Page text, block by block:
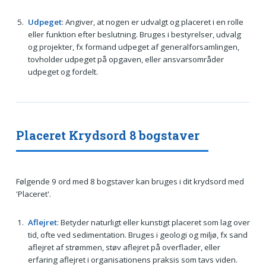
Udpeget: Angiver, at nogen er udvalgt og placeret i en rolle
eller funktion efter beslutning. Bruges i bestyrelser, udvalg
og projekter, fx formand udpeget af generalforsamlingen,
tovholder udpeget på opgaven, eller ansvarsområder
udpeget og fordelt.
Placeret Krydsord 8 bogstaver
Følgende 9 ord med 8 bogstaver kan bruges i dit krydsord med
'Placeret'.
Aflejret: Betyder naturligt eller kunstigt placeret som lag over
tid, ofte ved sedimentation. Bruges i geologi og miljø, fx sand
aflejret af strømmen, støv aflejret på overflader, eller
erfaring aflejret i organisationens praksis som tavs viden.